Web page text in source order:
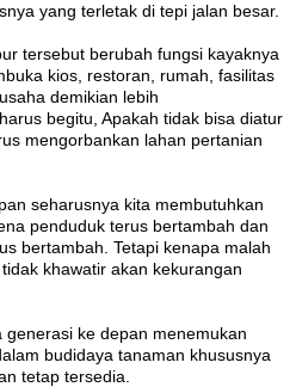
yang terletak di tepi jalan besar.
tersebut berubah fungsi kayaknya
kios, restoran, rumah, fasilitas
demikian lebih
begitu, Apakah tidak bisa diatur
mengorbankan lahan pertanian
seharusnya kita membutuhkan
penduduk terus bertambah dan
bertambah. Tetapi kenapa malah
khawatir akan kekurangan
ke depan menemukan
budidaya tanaman khususnya
tetap tersedia.